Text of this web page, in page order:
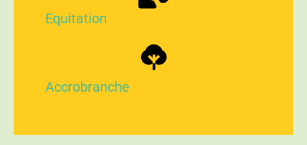
Equitation
Accrobranche